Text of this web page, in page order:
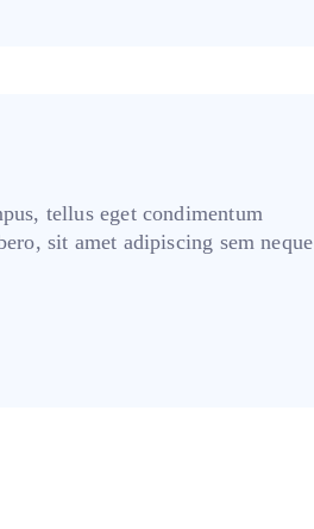
tellus eget condimentum
sit amet adipiscing sem neque